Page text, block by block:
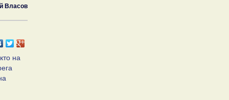
Власов
на